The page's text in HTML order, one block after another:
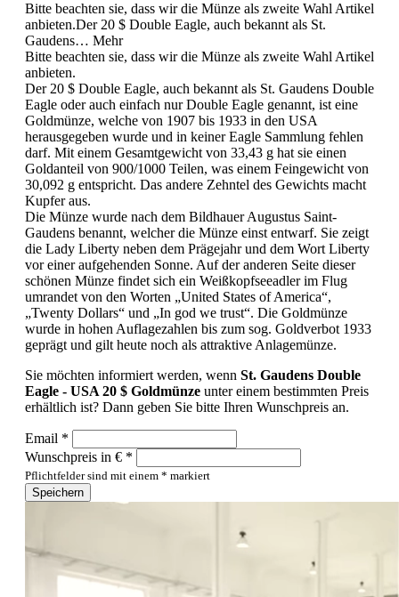
Bitte beachten sie, dass wir die Münze als zweite Wahl Artikel
anbieten.Der 20 $ Double Eagle, auch bekannt als St.
Gaudens… Mehr
Bitte beachten sie, dass wir die Münze als zweite Wahl Artikel
anbieten.
Der 20 $ Double Eagle, auch bekannt als St. Gaudens Double
Eagle oder auch einfach nur Double Eagle genannt, ist eine
Goldmünze, welche von 1907 bis 1933 in den USA
herausgegeben wurde und in keiner Eagle Sammlung fehlen
darf. Mit einem Gesamtgewicht von 33,43 g hat sie einen
Goldanteil von 900/1000 Teilen, was einem Feingewicht von
30,092 g entspricht. Das andere Zehntel des Gewichts macht
Kupfer aus.
Die Münze wurde nach dem Bildhauer Augustus Saint-
Gaudens benannt, welcher die Münze einst entwarf. Sie zeigt
die Lady Liberty neben dem Prägejahr und dem Wort Liberty
vor einer aufgehenden Sonne. Auf der anderen Seite dieser
schönen Münze findet sich ein Weißkopfseeadler im Flug
umrandet von den Worten „United States of America“,
„Twenty Dollars“ und „In god we trust“. Die Goldmünze
wurde in hohen Auflagezahlen bis zum sog. Goldverbot 1933
geprägt und gilt heute noch als attraktive Anlagemünze.
Sie möchten informiert werden, wenn St. Gaudens Double
Eagle - USA 20 $ Goldmünze unter einem bestimmten Preis
erhältlich ist? Dann geben Sie bitte Ihren Wunschpreis an.
Email *
Wunschpreis in € *
Pflichtfelder sind mit einem * markiert
Speichern